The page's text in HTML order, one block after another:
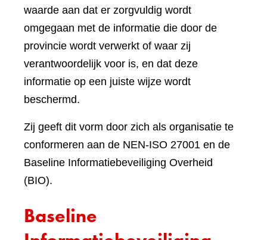
waarde aan dat er zorgvuldig wordt
omgegaan met de informatie die door de
provincie wordt verwerkt of waar zij
verantwoordelijk voor is, en dat deze
informatie op een juiste wijze wordt
beschermd.
Zij geeft dit vorm door zich als organisatie te
conformeren aan de NEN-ISO 27001 en de
Baseline Informatiebeveiliging Overheid
(BIO).
Baseline